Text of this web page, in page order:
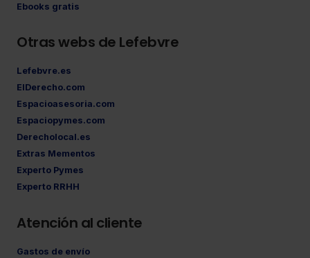
Ebooks gratis
Otras webs de Lefebvre
Lefebvre.es
ElDerecho.com
Espacioasesoria.com
Espaciopymes.com
Derecholocal.es
Extras Mementos
Experto Pymes
Experto RRHH
Atención al cliente
Gastos de envío